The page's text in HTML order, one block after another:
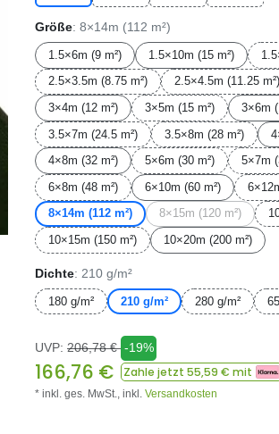
Größe: 8×14m (112 m²)
1.5×6m (9 m²) 1.5×10m (15 m²)
2.5×3.5m (8.75 m²)
2.5×4.5m (11.25 m²)
3×4m (12 m²)
3×5m (15 m²) 3×6m
3.5×7m (24.5 m²)
3.5×8m (28 m²)
4×8m (32 m²)
5×6m (30 m²) 5×7m
6×8m (48 m²)
6×10m (60 m²)
8×14m (112 m²)
8×15m (120 m²)
10×15m (150 m²)
10×20m (200 m²)
Dichte: 210 g/m²
180 g/m² 210 g/m² 280 g/m²
UVP: 206,78€ -19%
166,76 € Zahle jetzt 55,59 € mit
* inkl. ges. MwSt., inkl. Versandkosten